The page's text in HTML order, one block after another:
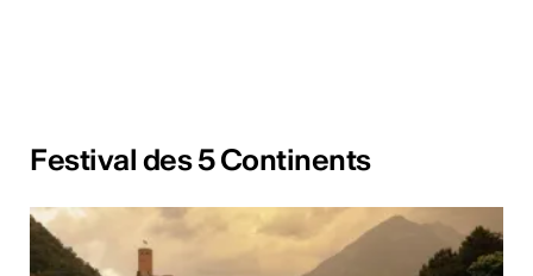
Festival des 5 Continents